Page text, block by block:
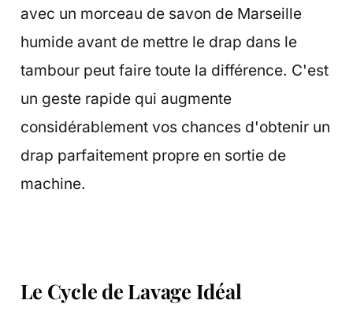
avec un morceau de savon de Marseille
humide avant de mettre le drap dans le
tambour peut faire toute la différence. C'est
un geste rapide qui augmente
considérablement vos chances d'obtenir un
drap parfaitement propre en sortie de
machine.
Le Cycle de Lavage Idéal